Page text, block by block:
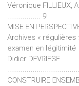
Véronique FILLIEUX,
................. 9
MISE EN
Archives « régulières
examen en légitimité
Didier DEVRIESE
CONSTRUIRE